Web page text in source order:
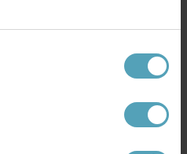
även
KAMPANJ